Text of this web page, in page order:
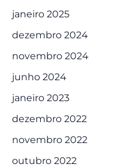
janeiro 2025
dezembro 2024
novembro 2024
junho 2024
janeiro 2023
dezembro 2022
novembro 2022
outubro 2022